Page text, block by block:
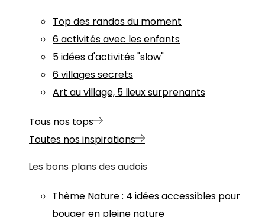
Top des randos du moment
6 activités avec les enfants
5 idées d'activités "slow"
6 villages secrets
Art au village, 5 lieux surprenants
Tous nos tops
Toutes nos inspirations
Les bons plans des audois
Thème Nature: 4 idées accessibles pour
bouger en pleine nature